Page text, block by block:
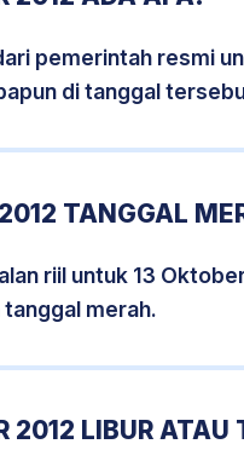
pemerintah resmi
di tanggal
TANGGAL
riil untuk 13
merah.
2012 LIBUR ATAU